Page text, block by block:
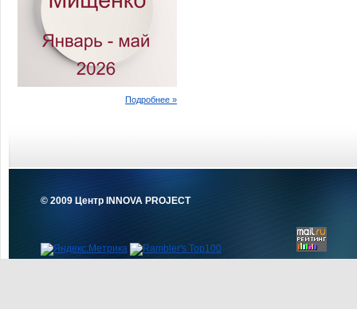
Подробнее »
© 2009 Центр INNOVA PROJECT